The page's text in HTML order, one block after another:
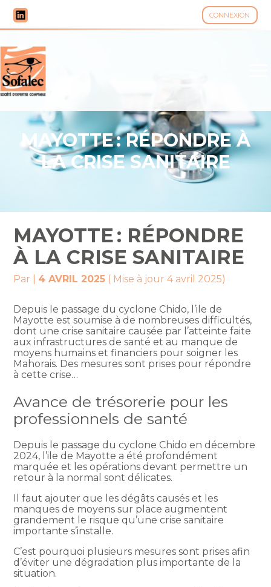
CONNEXION
Aller
au
contenu
MAYOTTE : RÉPONDRE À
LA CRISE SANITAIRE
MAYOTTE : RÉPONDRE
À LA CRISE SANITAIRE
Par 4 AVRIL 2025 ( Mise à jour 4 avril 2025)
Depuis le passage du cyclone Chido, l’ile de
Mayotte est soumise à de nombreuses difficultés,
dont une crise sanitaire causée par l’atteinte faite
aux infrastructures de santé et au manque de
moyens humains et financiers pour soigner les
Mahorais. Des mesures sont prises pour répondre
à cette crise…
Avance de trésorerie pour les
professionnels de santé
Depuis le passage du cyclone Chido en décembre
2024, l’ile de Mayotte a été profondément
marquée et les opérations devant permettre un
retour à la normal sont délicates.
Il faut ajouter que les dégâts causés et les
manques de moyens sur place augmentent
grandement le risque qu’une crise sanitaire
importante s’installe.
C’est pourquoi plusieurs mesures sont prises afin
d’éviter une dégradation plus importante de la
situation.